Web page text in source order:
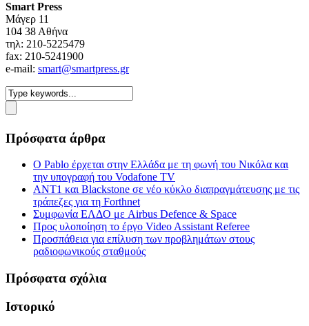
Smart Press
Mάγερ 11
104 38 Αθήνα
τηλ: 210-5225479
fax: 210-5241900
e-mail: smart@smartpress.gr
Πρόσφατα άρθρα
Ο Pablo έρχεται στην Ελλάδα με τη φωνή του Νικόλα και
την υπογραφή του Vodafone TV
ΑΝΤ1 και Blackstone σε νέο κύκλο διαπραγμάτευσης με τις
τράπεζες για τη Forthnet
Συμφωνία ΕΛΔΟ με Airbus Defence & Space
Προς υλοποίηση το έργο Video Assistant Referee
Προσπάθεια για επίλυση των προβλημάτων στους
ραδιοφωνικούς σταθμούς
Πρόσφατα σχόλια
Ιστορικό